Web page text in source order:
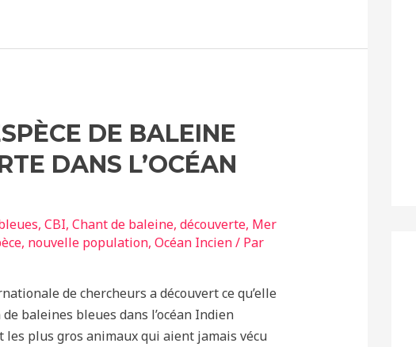
DE BALEINE
DANS L’OCÉAN
, CBI, Chant de baleine, découverte, Mer
, nouvelle population, Océan Incien/ Par
de chercheurs a découvert ce qu’elle
baleines bleues dans l’océan Indien
plus gros animaux qui aient jamais vécu